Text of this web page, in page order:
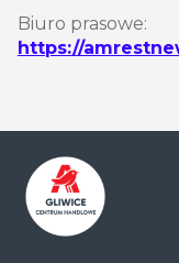
Biuro prasowe:
https://